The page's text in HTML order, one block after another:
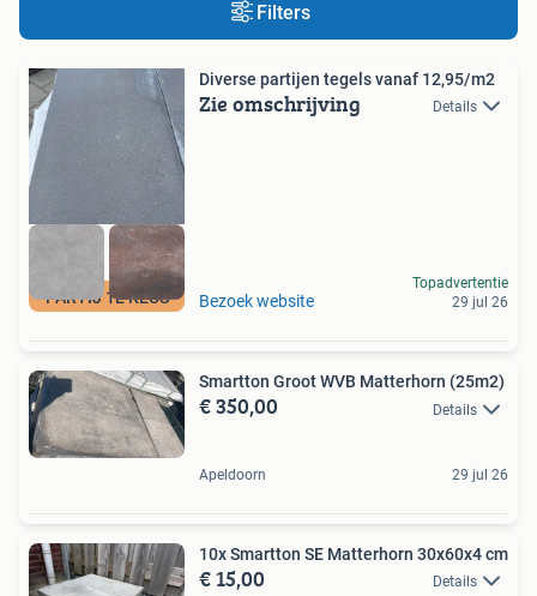
Filters
PARTIJ 1E KEUS
Diverse partijen tegels vanaf 12,95/m2
Zie omschrijving Details
Bezoek website
Topadvertentie
29 jul 26
Smartton Groot WVB Matterhorn (25m2)
€ 350,00 Details
Apeldoorn 29 jul 26
10x Smartton SE Matterhorn 30x60x4 cm
€ 15,00 Details